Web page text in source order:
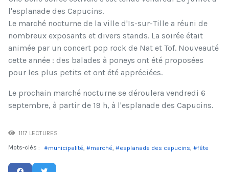
l'esplanade des Capucins.
Le marché nocturne de la ville d'Is-sur-Tille a réuni de
nombreux exposants et divers stands. La soirée était
animée par un concert pop rock de Nat et Tof. Nouveauté
cette année : des balades à poneys ont été proposées
pour les plus petits et ont été appréciées.
Le prochain marché nocturne se déroulera vendredi 6
septembre, à partir de 19 h, à l'esplanade des Capucins.
1117 LECTURES
Mots-clés :
municipalité marché esplanade des capucins fête